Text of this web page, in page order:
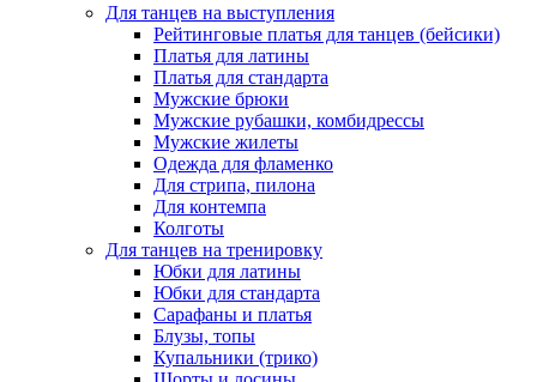
Для танцев на выступления
Рейтинговые платья для танцев (бейсики)
Платья для латины
Платья для стандарта
Мужские брюки
Мужские рубашки, комбидрессы
Мужские жилеты
Одежда для фламенко
Для стрипа, пилона
Для контемпа
Колготы
Для танцев на тренировку
Юбки для латины
Юбки для стандарта
Сарафаны и платья
Блузы, топы
Купальники (трико)